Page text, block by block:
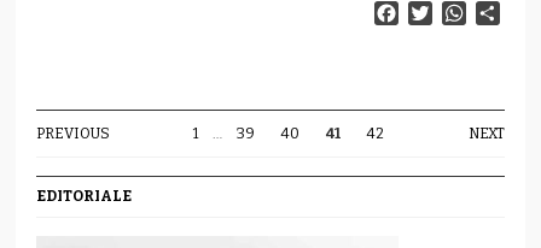
FacebookTwitter
PREVIOUS 1 … 39 40 41 42 NEXT
EDITORIALE